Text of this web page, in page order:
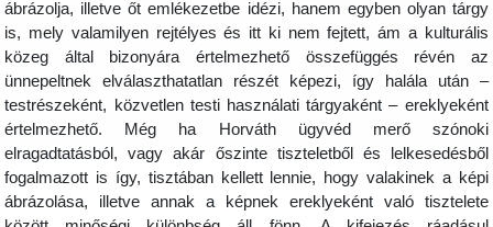
ábrázolja, illetve őt emlékezetbe idézi, hanem egyben olyan tárgy
is, mely valamilyen rejtélyes és itt ki nem fejtett, ám a kulturális
közeg által bizonyára értelmezhető összefüggés révén az
ünnepeltnek elválaszthatatlan részét képezi, így halála után –
testrészeként, közvetlen testi használati tárgyaként – ereklyeként
értelmezhető. Még ha Horváth ügyvéd merő szónoki
elragadtatásból, vagy akár őszinte tiszteletből és lelkesedésből
fogalmazott is így, tisztában kellett lennie, hogy valakinek a képi
ábrázolása, illetve annak a képnek ereklyeként való tisztelete